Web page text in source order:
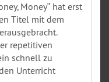
Money‟ hat erst
Titel mit dem
repetitiven
schnell zu
Unterricht